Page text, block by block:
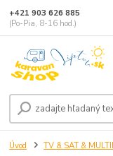
+421 903 626 885
(Po-Pia, 8-16 hod.)
Úvod TV & SAT &